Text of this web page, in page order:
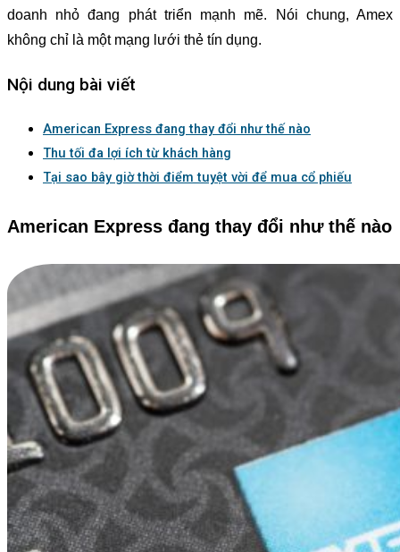
doanh nhỏ đang phát triển mạnh mẽ. Nói chung, Amex
không chỉ là một mạng lưới thẻ tín dụng.
Nội dung bài viết
American Express đang thay đổi như thế nào
Thu tối đa lợi ích từ khách hàng
Tại sao bây giờ thời điểm tuyệt vời để mua cổ phiếu
American Express đang thay đổi như thế nào